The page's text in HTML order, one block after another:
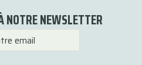
NOTRE NEWSLETTER